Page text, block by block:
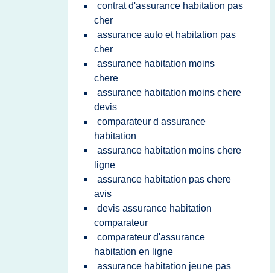
contrat d'assurance habitation pas
cher
assurance auto et habitation pas
cher
assurance habitation moins
chere
assurance habitation moins chere
devis
comparateur d assurance
habitation
assurance habitation moins chere
ligne
assurance habitation pas chere
avis
devis assurance habitation
comparateur
comparateur d'assurance
habitation en ligne
assurance habitation jeune pas